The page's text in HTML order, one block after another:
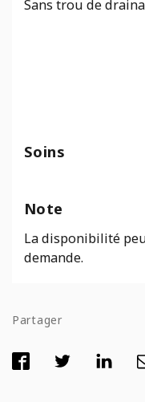
Sans trou de
Soins
Note
La disponibilité
demande.
Partager